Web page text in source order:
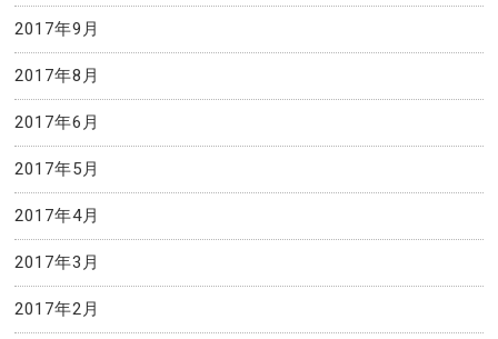
2017年9月
2017年8月
2017年6月
2017年5月
2017年4月
2017年3月
2017年2月